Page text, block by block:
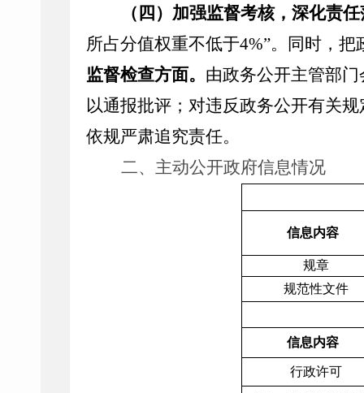
（四）加强监督考核，深化责
所占分值权重不低于4%”。同时，把
监督检查方面。 由政务公开主管部
以通报批评；对违反政务公开有关
依规严肃追究责任。
二、主动公开政府信息情况
信息内容
规章
规范性文件
信息内容
行政许可